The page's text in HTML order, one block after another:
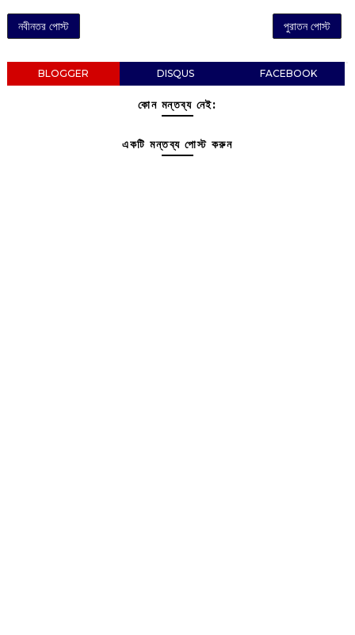
নবীনতর পোস্ট পুরাতন পোস্ট
BLOGGER DISQUS FACEBOOK
কোন মন্তব্য নেই:
একটি মন্তব্য পোস্ট করুন